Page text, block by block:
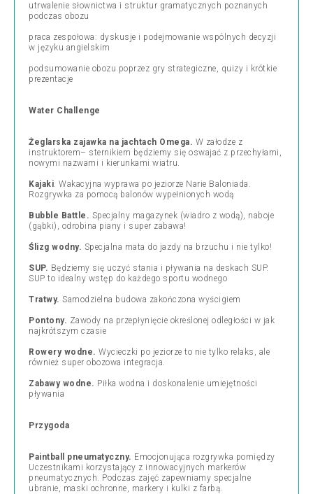
utrwalenie słownictwa i struktur gramatycznych poznanych
podczas obozu
praca zespołowa: dyskusje i podejmowanie wspólnych decyzji
w języku angielskim
podsumowanie obozu poprzez gry strategiczne, quizy i krótkie
prezentacje
Water Challenge
Żeglarska zajawka na jachtach Omega. W załodze z
instruktorem– sternikiem będziemy się oswajać z przechyłami,
nowymi nazwami i kierunkami wiatru.
Kajaki. Wakacyjna wyprawa po jeziorze Narie Baloniada.
Rozgrywka za pomocą balonów wypełnionych wodą
Bubble Battle. Specjalny magazynek (wiadro z wodą), naboje
(gąbki), odrobina piany i super zabawa!
Ślizg wodny. Specjalna mata do jazdy na brzuchu i nie tylko!
SUP. Będziemy się uczyć stania i pływania na deskach SUP.
SUP to idealny wstęp do każdego sportu wodnego
Tratwy. Samodzielna budowa zakończona wyścigiem
Pontony. Zawody na przepłynięcie określonej odległości w jak
najkrótszym czasie
Rowery wodne. Wycieczki po jeziorze to nie tylko relaks, ale
również super obozowa integracja.
Zabawy wodne. Piłka wodna i doskonalenie umiejętności
pływania
Przygoda
Paintball pneumatyczny. Emocjonująca rozgrywka pomiędzy
Uczestnikami korzystający z innowacyjnych markerów
pneumatycznych. Podczas zajęć zapewniamy specjalne
ubranie, maski ochronne, markery i kulki z farbą.